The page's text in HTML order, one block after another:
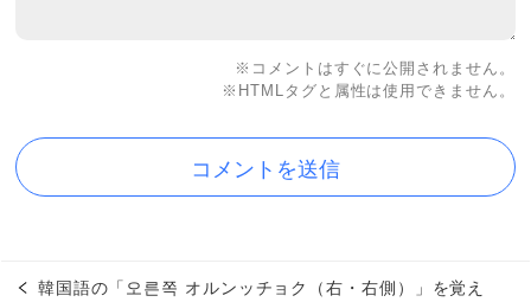
※コメントはすぐに公開されません。
※HTMLタグと属性は使用できません。
韓国語の「오른쪽 オルンッチョク（右・右側）」を覚え